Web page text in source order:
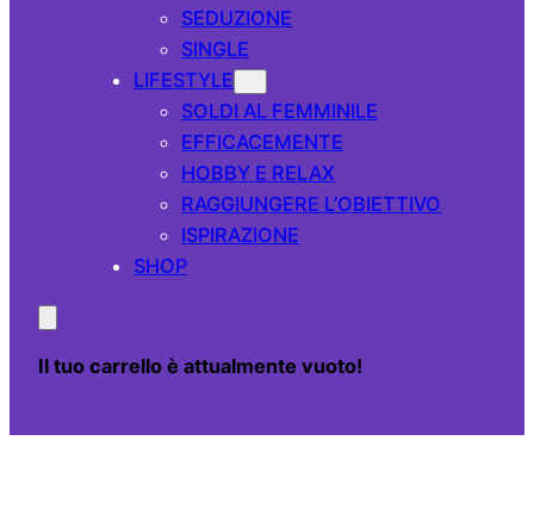
SEDUZIONE
SINGLE
LIFESTYLE
SOLDI AL FEMMINILE
EFFICACEMENTE
HOBBY E RELAX
RAGGIUNGERE L’OBIETTIVO
ISPIRAZIONE
SHOP
Il tuo carrello è attualmente vuoto!